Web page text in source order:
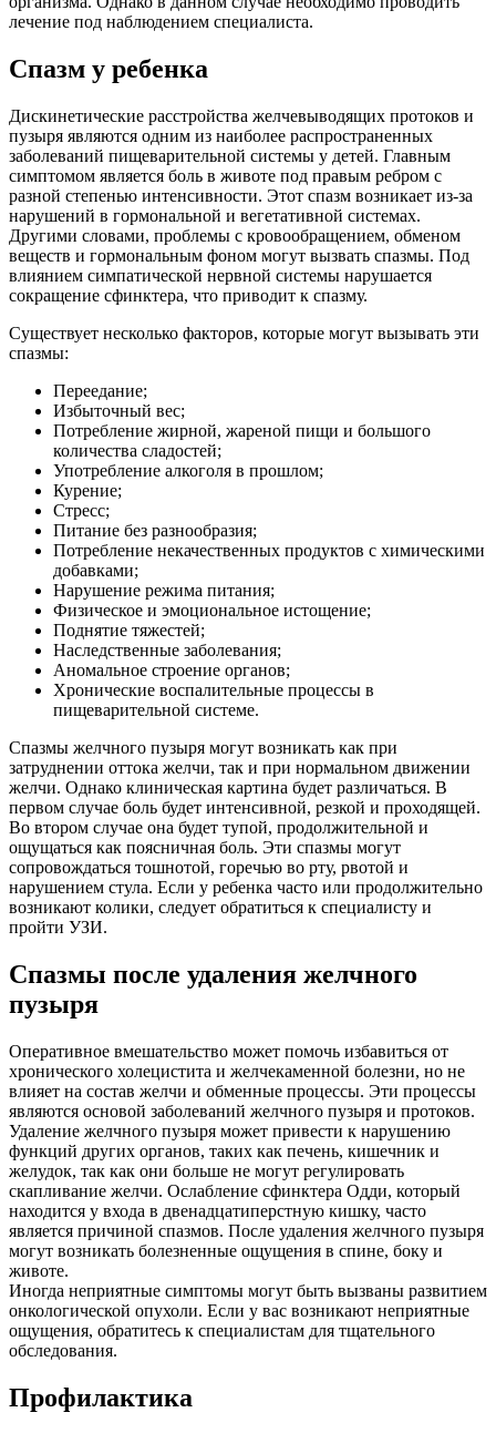
лечение под наблюдением специалиста.
Спазм у ребенка
Дискинетические расстройства желчевыводящих протоков и
пузыря являются одним из наиболее распространенных
заболеваний пищеварительной системы у детей. Главным
симптомом является боль в животе под правым ребром с
разной степенью интенсивности. Этот спазм возникает из-за
нарушений в гормональной и вегетативной системах.
Другими словами, проблемы с кровообращением, обменом
веществ и гормональным фоном могут вызвать спазмы. Под
влиянием симпатической нервной системы нарушается
сокращение сфинктера, что приводит к спазму.
Существует несколько факторов, которые могут вызывать эти
спазмы:
Переедание;
Избыточный вес;
Потребление жирной, жареной пищи и большого
количества сладостей;
Употребление алкоголя в прошлом;
Курение;
Стресс;
Питание без разнообразия;
Потребление некачественных продуктов с химическими
добавками;
Нарушение режима питания;
Физическое и эмоциональное истощение;
Поднятие тяжестей;
Наследственные заболевания;
Аномальное строение органов;
Хронические воспалительные процессы в
пищеварительной системе.
Спазмы желчного пузыря могут возникать как при
затруднении оттока желчи, так и при нормальном движении
желчи. Однако клиническая картина будет различаться. В
первом случае боль будет интенсивной, резкой и проходящей.
Во втором случае она будет тупой, продолжительной и
ощущаться как поясничная боль. Эти спазмы могут
сопровождаться тошнотой, горечью во рту, рвотой и
нарушением стула. Если у ребенка часто или продолжительно
возникают колики, следует обратиться к специалисту и
пройти УЗИ.
Спазмы после удаления желчного
пузыря
Оперативное вмешательство может помочь избавиться от
хронического холецистита и желчекаменной болезни, но не
влияет на состав желчи и обменные процессы. Эти процессы
являются основой заболеваний желчного пузыря и протоков.
Удаление желчного пузыря может привести к нарушению
функций других органов, таких как печень, кишечник и
желудок, так как они больше не могут регулировать
скапливание желчи. Ослабление сфинктера Одди, который
находится у входа в двенадцатиперстную кишку, часто
является причиной спазмов. После удаления желчного пузыря
могут возникать болезненные ощущения в спине, боку и
животе.
Иногда неприятные симптомы могут быть вызваны развитием
онкологической опухоли. Если у вас возникают неприятные
ощущения, обратитесь к специалистам для тщательного
обследования.
Профилактика